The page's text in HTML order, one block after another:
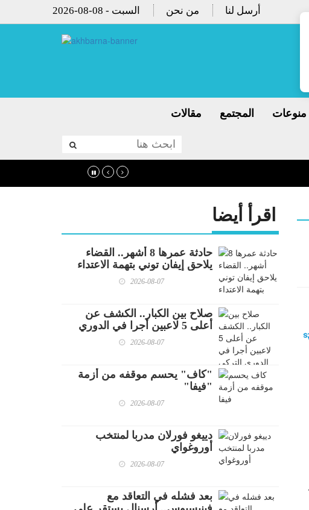
2026-08-08 - السبت من نحن أرسل لنا
منوعات المجتمع مقالات
اقرأ أيضا
حادثة عمرها 8 أشهر.. القضاء
يلاحق إيفان توني بتهمة الاعتداء
2026-08-07
صلاح بين الكبار.. الكشف عن
أعلى 5 لاعبين أجرا في الدوري
2026-08-07
"كاف" يحسم موقفه من أزمة
"فيفا"
2026-08-07
دييغو فورلان مدربا لمنتخب
أوروغواي
2026-08-07
بعد فشله في التعاقد مع